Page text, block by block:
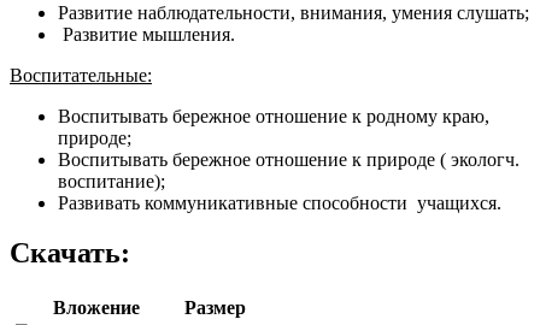
Развитие наблюдательности, внимания, умения слушать;
Развитие мышления.
Воспитательные:
Воспитывать бережное отношение к родному краю,
природе;
Воспитывать бережное отношение к природе ( экологч.
воспитание);
Развивать коммуникативные способности учащихся.
Скачать:
Вложение
Размер